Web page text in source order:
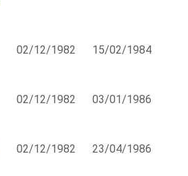
02/12/1982 15/02/1984
02/12/1982 03/01/1986
02/12/1982 23/04/1986